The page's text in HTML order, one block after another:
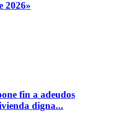
2026»
fin a adeudos
digna...